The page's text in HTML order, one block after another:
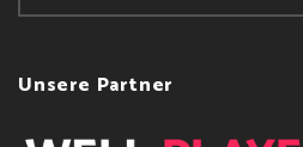
Unsere Partner